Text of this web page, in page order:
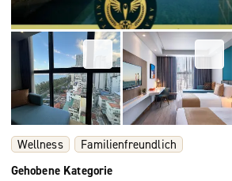
Wellness
Familienfreundlich
Gehobene Kategorie